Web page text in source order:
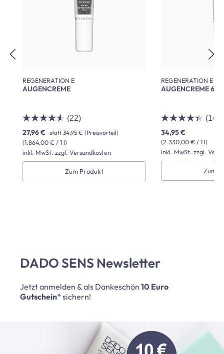
REGENERATION E
AUGENCREME
(22)
(1.864,00 € / 1 l)
27,96 € statt 34,95 € (Preisvorteil)
inkl. MwSt. zzgl. Versandkosten
Zum Produkt
REGENERATION E
AUGENCREME
(14)
(2.330,00 € / 1 l)
34,95 €
inkl. MwSt. zzgl.
Zum
DADO SENS Newsletter
Jetzt anmelden & als Dankeschön 10 Euro
Gutschein* sichern!